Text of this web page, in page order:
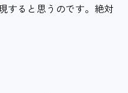
すると思うのです。絶対